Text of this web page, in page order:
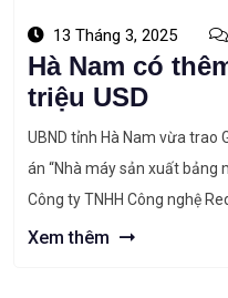
13 Tháng 3, 2025
Hà Nam có
triệu USD
UBND tỉnh Hà Nam vừa trao
án “Nhà máy sản xuất bảng
Công ty TNHH Công nghệ
đầu tư 110 triệu USD. Dự án
Xem thêm